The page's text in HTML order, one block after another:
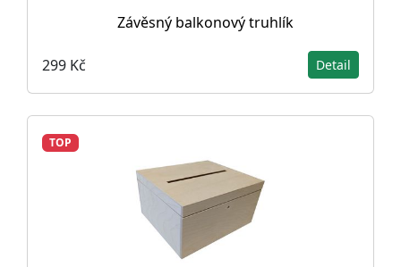
Závěsný balkonový truhlík
299 Kč Detail
TOP